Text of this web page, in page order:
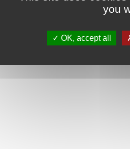
you
OK, accept all